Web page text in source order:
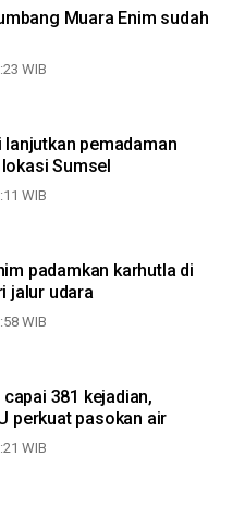
Muara Enim sudah
WIB
pemadaman
Sumsel
WIB
padamkan karhutla di
jalur udara
WIB
381 kejadian,
perkuat pasokan air
WIB